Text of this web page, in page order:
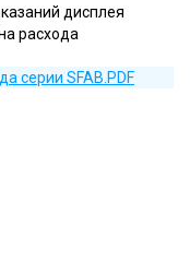
дисплея
расхода
серии SFAB.PDF